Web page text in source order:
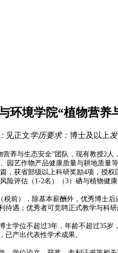
环境学院“植物营养
见正文学历要求： 博士及以上
养与生态安全”团队，现有教授2 人
园艺作物产品健康质量与耕地质
，获省部级以上科研奖励4项，授权
险评估（ 1-2名）（3）硒与植物健康
税前），除基本薪酬外，优秀博士后
待遇；优秀者可竞聘正式教学与科研
士学位不超过3年，年龄不超过35岁
已产出代表性学术成果。